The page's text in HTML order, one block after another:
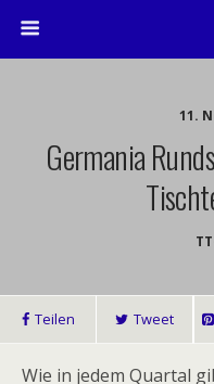
11.
Germania
Teilen Tweet
Wie in jedem Quartal